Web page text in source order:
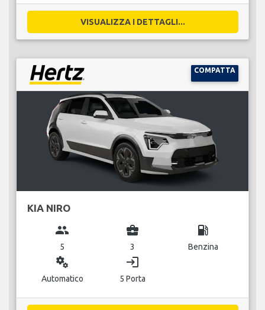
VISUALIZZA I DETTAGLI...
COMPATTA
KIA NIRO
group
5
business_center
3
local_gas_station
Benzina
miscellaneous_services
Automatico
login
5 Porta